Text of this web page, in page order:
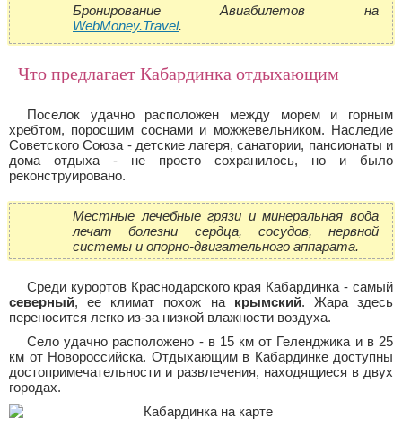
Бронирование Авиабилетов на
WebMoney.Travel.
Что предлагает Кабардинка отдыхающим
Поселок удачно расположен между морем и горным
хребтом, поросшим соснами и можжевельником. Наследие
Советского Союза - детские лагеря, санатории, пансионаты и
дома отдыха - не просто сохранилось, но и было
реконструировано.
Местные лечебные грязи и минеральная вода
лечат болезни сердца, сосудов, нервной
системы и опорно-двигательного аппарата.
Среди курортов Краснодарского края Кабардинка - самый
северный, ее климат похож на крымский. Жара здесь
переносится легко из-за низкой влажности воздуха.
Село удачно расположено - в 15 км от Геленджика и в 25
км от Новороссийска. Отдыхающим в Кабардинке доступны
достопримечательности и развлечения, находящиеся в двух
городах.